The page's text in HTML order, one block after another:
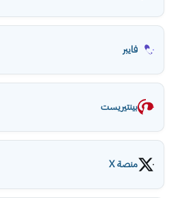
فايبر
بينتيريست
منصة X